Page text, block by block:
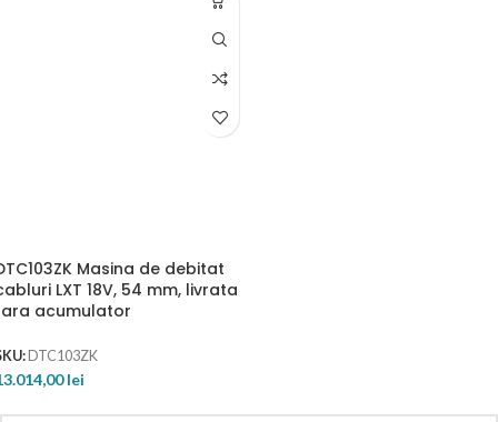
Masina de debitat
LXT 18V, 54 mm, livrata
acumulator
DTC103ZK
lei